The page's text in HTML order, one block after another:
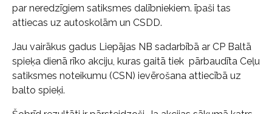
par neredzīgiem satiksmes dalībniekiem. īpaši tas
attiecas uz autoskolām un CSDD.
Jau vairākus gadus Liepājas NB sadarbībā ar CP Baltā
spieķa dienā rīko akciju, kuras gaitā tiek pārbaudīta Ceļu
satiksmes noteikumu (CSN) ievērošana attiecībā uz
balto spieķi.